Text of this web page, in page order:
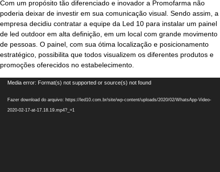
Com um propósito tão diferenciado e inovador a Promofarma não
poderia deixar de investir em sua comunicação visual. Sendo assim, a
empresa decidiu contratar a equipe da Led 10 para instalar um painel
de led outdoor em alta definição, em um local com grande movimento
de pessoas. O painel, com sua ótima localização e posicionamento
estratégico, possibilita que todos visualizem os diferentes produtos e
promoções oferecidos no estabelecimento.
Tocador
vídeo
Media error: Format(s) not supported or source(s) not found
Fazer download do arquivo: https://led10.com.br/site/wp-content/uploads/2020/02/WhatsApp-Video-
2020-02-17-at-17.18.19.mp4?_=1